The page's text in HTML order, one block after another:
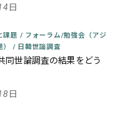
日
課題 / フォーラム/勉強会（アジ
） / 日韓世論調査
同世論調査の結果をどう
日